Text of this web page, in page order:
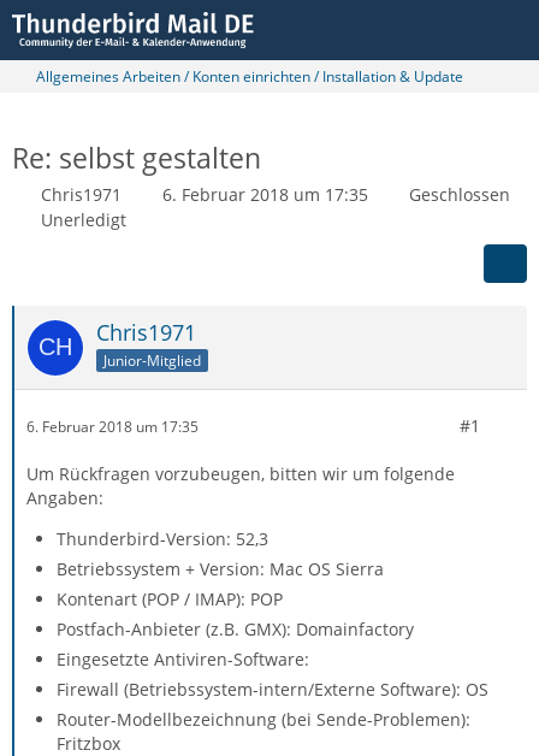
Allgemeines Arbeiten / Konten einrichten / Installation & Update
Re: selbst gestalten
Chris1971 6. Februar 2018 um 17:35
Geschlossen
Unerledigt
Chris1971
Junior-Mitglied
6. Februar 2018 um 17:35 #1
Um Rückfragen vorzubeugen, bitten wir um folgende
Angaben:
Thunderbird-Version: 52,3
Betriebssystem + Version: Mac OS Sierra
Kontenart (POP / IMAP): POP
Postfach-Anbieter (z.B. GMX): Domainfactory
Eingesetzte Antiviren-Software:
Firewall (Betriebssystem-intern/Externe Software): OS
Router-Modellbezeichnung (bei Sende-Problemen):
Fritzbox